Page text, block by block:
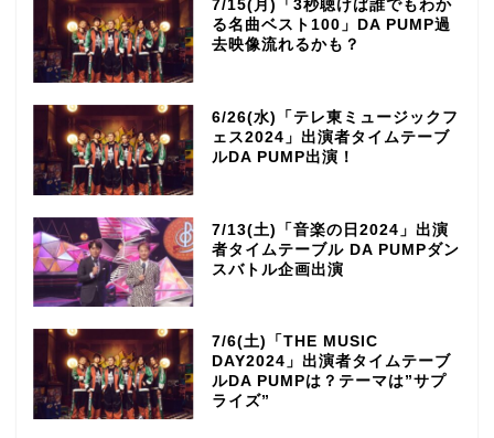
7/15(月)「3秒聴けば誰でもわか
る名曲ベスト100」DA PUMP過
去映像流れるかも？
6/26(水)「テレ東ミュージックフ
ェス2024」出演者タイムテーブ
ルDA PUMP出演！
7/13(土)「音楽の日2024」出演
者タイムテーブル DA PUMPダン
スバトル企画出演
7/6(土)「THE MUSIC
DAY2024」出演者タイムテーブ
ルDA PUMPは？テーマは”サプ
ライズ”